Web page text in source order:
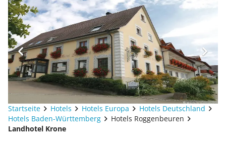
Startseite Hotels Hotels Europa
Hotels Deutschland
Hotels Baden-Württemberg
Hotels Roggenbeuren
Landhotel Krone